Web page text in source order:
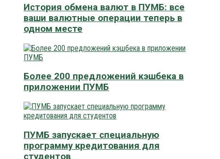
История обмена валют в ПУМБ: все
ваши валютные операции теперь в
одном месте
Более 200 предложений кэшбека в
приложении ПУМБ
ПУМБ запускает специальную
программу кредитования для
студентов